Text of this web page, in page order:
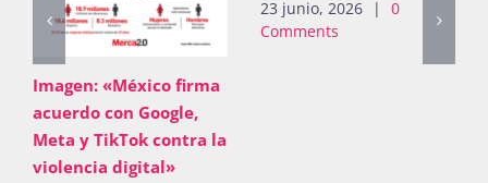
Imagen: «México firma
acuerdo con Google,
Meta y TikTok contra la
violencia digital»
23 junio, 2026 |
0
Comments